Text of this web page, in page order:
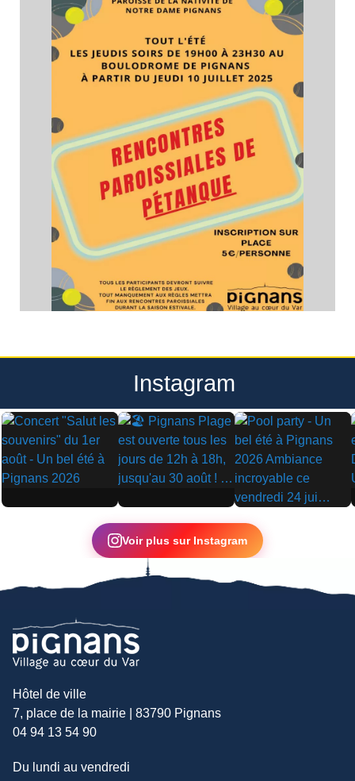
Instagram
▶ ▶
▶
Voir plus sur Instagram
Hôtel de ville
7, place de la mairie | 83790 Pignans
04 94 13 54 90
Du lundi au vendredi